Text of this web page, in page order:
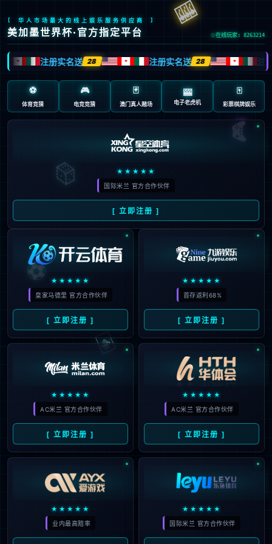
首页 包含"帕里西"标签的文章
29
12月
2025
162
意甲第16轮最佳阵：紫百合的
意外爆发与基恩的自我救赎
#佛罗伦萨#基恩#防守#爆发#罗马#进
球#比赛#尤文图斯#意甲#米莱斯维拉尔#
# 斯维拉尔
意甲联赛激战：佛罗伦萨迎来
首胜，莫伊塞·基恩双响助力！